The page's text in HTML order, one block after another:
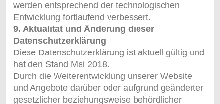
werden entsprechend der technologischen
Entwicklung fortlaufend verbessert.
9. Aktualität und Änderung dieser
Datenschutzerklärung
Diese Datenschutzerklärung ist aktuell gültig und
hat den Stand Mai 2018.
Durch die Weiterentwicklung unserer Website
und Angebote darüber oder aufgrund geänderter
gesetzlicher beziehungsweise behördlicher